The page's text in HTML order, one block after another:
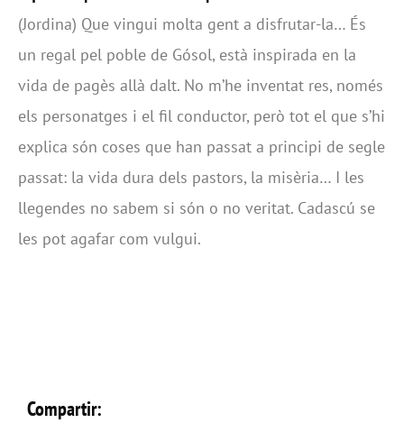
(Jordina) Que vingui molta gent a disfrutar-la… És
un regal pel poble de Gósol, està inspirada en la
vida de pagès allà dalt. No m’he inventat res, només
els personatges i el fil conductor, però tot el que s’hi
explica són coses que han passat a principi de segle
passat: la vida dura dels pastors, la misèria… I les
llegendes no sabem si són o no veritat. Cadascú se
les pot agafar com vulgui.
Compartir: